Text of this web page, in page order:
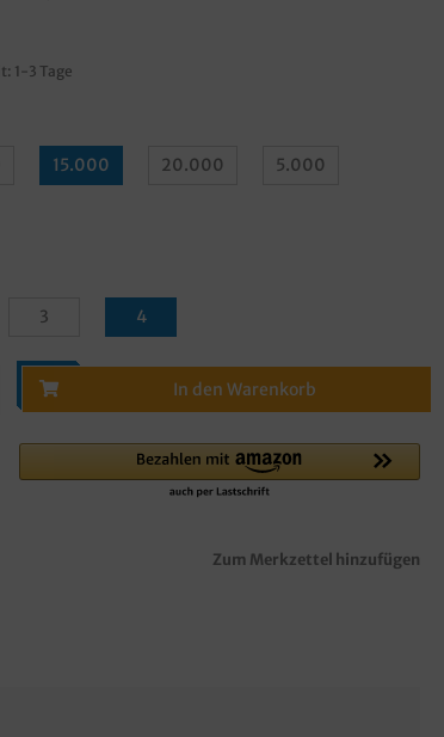
1-3 Tage
15.000 20.000 5.000
3 4
In den Warenkorb
Zum Merkzettel hinzufügen